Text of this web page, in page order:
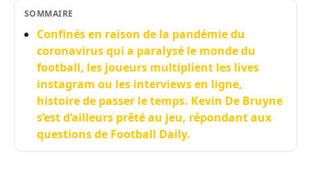
SOMMAIRE
Confinés en raison de la pandémie du
coronavirus qui a paralysé le monde du
football, les joueurs multiplient les lives
instagram ou les interviews en ligne,
histoire de passer le temps. Kevin De Bruyne
s’est d’ailleurs prêté au jeu, répondant aux
questions de Football Daily.